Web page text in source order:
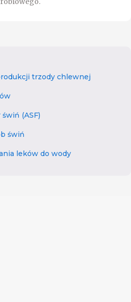
trzody chlewnej
(ASF)
świń
leków do wody